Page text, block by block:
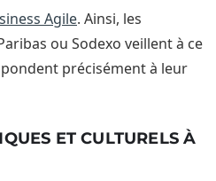
Agile. Ainsi, les
ou Sodexo veillent à ce
précisément à leur
ET CULTURELS À